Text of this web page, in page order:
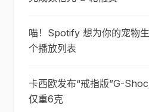
喵！Spotify 想为你的宠物
个播放列表
卡西欧发布“戒指版”G-
仅重6克